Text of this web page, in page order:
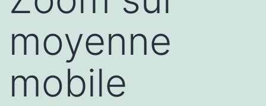
moyenne
mobile